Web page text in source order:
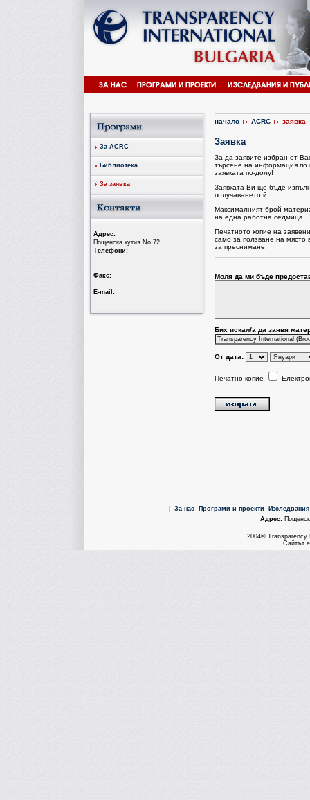
За ACRC
Библиотека
За заявка
Aдрес:
Пощенска кутия No 72
Tелефони:
Факс:
Е-mail:
начало ACRC заявка
Заявка
За да заявите избран от
търсене на информация по
заявката по-долу!
Заявката Ви ще бъде
получаването й.
Максималният брой
на една работна седмица.
Печатното копие на
само за ползване на място
за преснимане.
Моля да ми бъде
Бих искал/a да заявя
От дата:
Печатно копие
За нас Програми и проекти
Aдрес:
2004© Transparency
Сайтът